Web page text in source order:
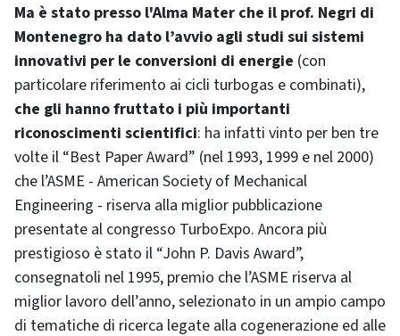
Ma è stato presso l'Alma Mater che il prof. Negri di
Montenegro ha dato l’avvio agli studi sui sistemi
innovativi per le conversioni di energie (con
particolare riferimento ai cicli turbogas e combinati),
che gli hanno fruttato i più importanti
riconoscimenti scientifici: ha infatti vinto per ben tre
volte il “Best Paper Award” (nel 1993, 1999 e nel 2000)
che l’ASME - American Society of Mechanical
Engineering - riserva alla miglior pubblicazione
presentate al congresso TurboExpo. Ancora più
prestigioso è stato il “John P. Davis Award”,
consegnatoli nel 1995, premio che l’ASME riserva al
miglior lavoro dell’anno, selezionato in un ampio campo
di tematiche di ricerca legate alla cogenerazione ed alle